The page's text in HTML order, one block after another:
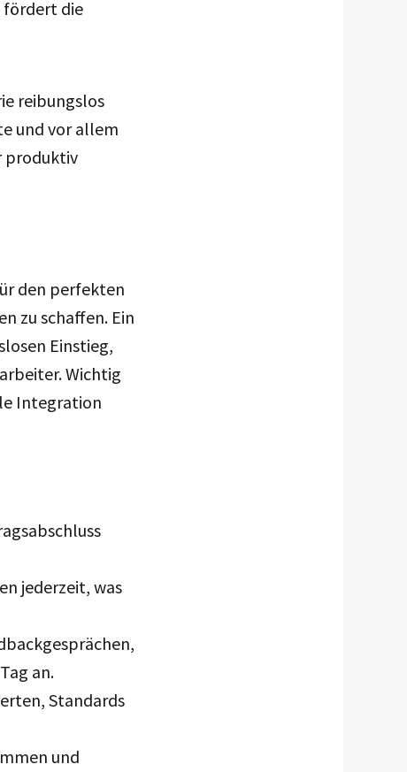
fördert die
reibungslos
und vor allem
produktiv
den perfekten
zu schaffen. Ein
Einstieg,
Wichtig
Integration
jederzeit, was
an.
Standards
und